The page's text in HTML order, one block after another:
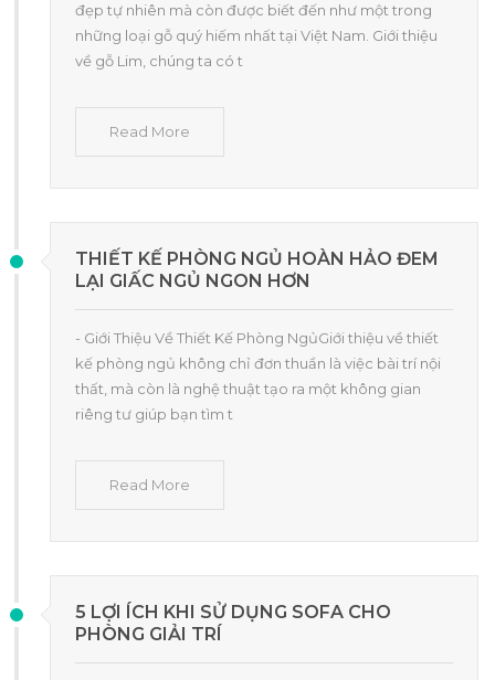
đẹp tự nhiên mà còn được biết đến như một trong
những loại gỗ quý hiếm nhất tại Việt Nam. Giới thiệu
về gỗ Lim, chúng ta có t
Read More
THIẾT KẾ PHÒNG NGỦ HOÀN HẢO ĐEM
LẠI GIẤC NGỦ NGON HƠN
- Giới Thiệu Về Thiết Kế Phòng NgủGiới thiệu về thiết
kế phòng ngủ không chỉ đơn thuần là việc bài trí nội
thất, mà còn là nghệ thuật tạo ra một không gian
riêng tư giúp bạn tìm t
Read More
5 LỢI ÍCH KHI SỬ DỤNG SOFA CHO
PHÒNG GIẢI TRÍ